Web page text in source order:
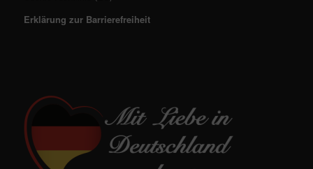
Erklärung zur Barrierefreiheit